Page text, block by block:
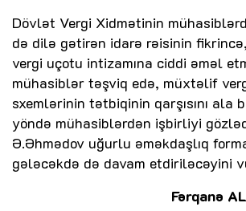
Dövlət Vergi Xidmətinin
də dilə gətirən idarə rəisinin
vergi uçotu intizamına ciddi əməl
mühasiblər təşviq edə, müxtəlif
sxemlərinin tətbiqinin qarşısını ala
yöndə mühasiblərdən işbirliyi
Ə.Əhmədov uğurlu əməkdaşlıq
gələcəkdə də davam etdiriləcəyini
Fərqanə